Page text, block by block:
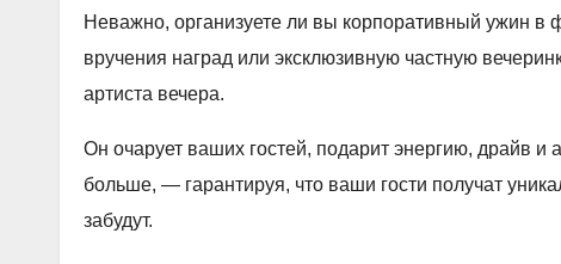
Неважно, организуете ли вы корпоративный ужин
вручения наград или эксклюзивную частную
артиста вечера.
Он очарует ваших гостей, подарит энергию, драйв
больше, — гарантируя, что ваши гости получат
забудут.